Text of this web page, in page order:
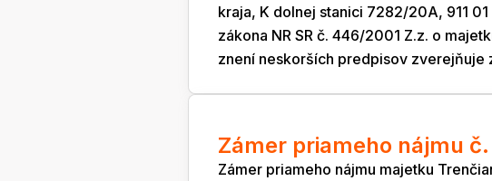
kraja, K dolnej stanici 7282/20A, 911
zákona NR SR č. 446/2001 Z.z. o
znení neskorších predpisov zverejňuje
Zámer priameho nájmu
Zámer priameho nájmu majetku